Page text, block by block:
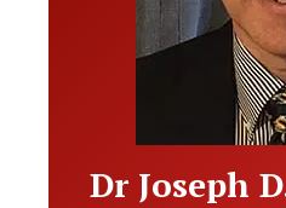
Dr Joseph